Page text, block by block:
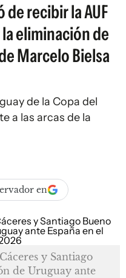
recibir la AUF
eliminación de
Marcelo Bielsa
de la Copa del
a las arcas de la
en
y Santiago
de Uruguay ante